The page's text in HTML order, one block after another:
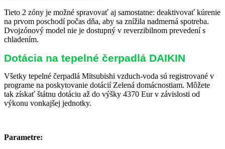
Tieto 2 zóny je možné spravovať aj samostatne: deaktivovať kúrenie
na prvom poschodí počas dňa, aby sa znížila nadmerná spotreba.
Dvojzónový model nie je dostupný v reverzibilnom prevedení s
chladením.
Dotácia na tepelné čerpadlá DAIKIN
Všetky tepelné čerpadlá Mitsubishi vzduch-voda sú registrované v
programe na poskytovanie dotácií Zelená domácnostiam. Môžete
tak získať štátnu dotáciu až do výšky 4370 Eur v závislosti od
výkonu vonkajšej jednotky.
Parametre: